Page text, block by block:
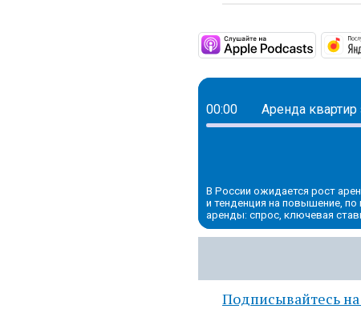
00:00 Аренда квартир
В России ожидается рост
и тенденция на повышение,
аренды: спрос, ключевая
Подписывайтесь